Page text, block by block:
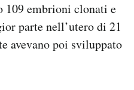
109 embrioni clonati e
parte nell’utero di 21
avevano poi sviluppato